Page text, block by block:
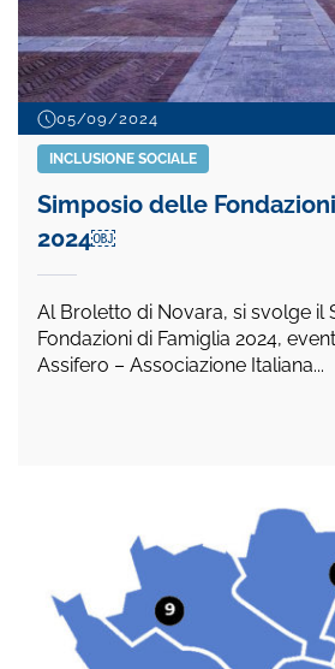
05/09/2024
INCLUSIONE SOCIALE
Simposio delle
2024￼
Al Broletto di Novara, si svolge il
Fondazioni di Famiglia 2024,
Assifero – Associazione Italiana...